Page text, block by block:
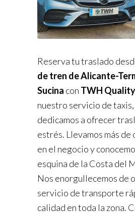
Reserva tu traslado
de tren de Alicante-
Sucina con TWH
nuestro servicio de taxis,
dedicamos a ofrecer
estrés. Llevamos más de
en el negocio y
esquina de la Costa del
Nos enorgullecemos de
servicio de transporte
calidad en toda la zona.